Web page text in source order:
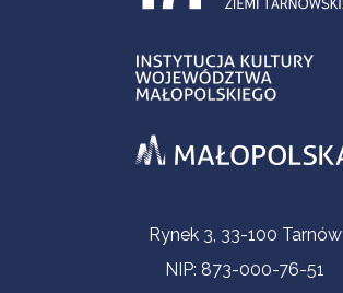
Informacje kontaktoweRynek 3, 33-100 Tarnów
NIP: 873-000-76-51